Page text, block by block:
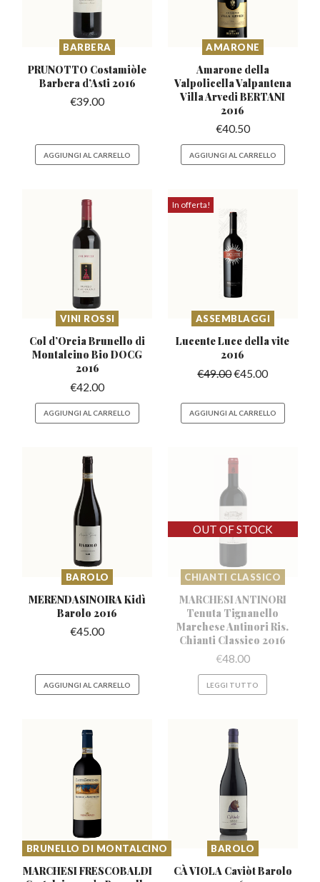
BARBERA
PRUNOTTO Costamiòle
Barbera d’Asti 2016
€39.00
AGGIUNGI AL CARRELLO
AMARONE
Amarone della
Valpolicella Valpantena
Villa Arvedi BERTANI
2016
€40.50
AGGIUNGI AL CARRELLO
VINI ROSSI
Col d’Orcia Brunello di
Montalcino Bio DOCG
2016
€42.00
AGGIUNGI AL CARRELLO
In offerta!
ASSEMBLAGGI
Lucente Luce dellavite
2016
€49.00€45.00
AGGIUNGI AL CARRELLO
BAROLO
MERENDASINOIRA Kidì
Barolo 2016
€45.00
AGGIUNGI AL CARRELLO
CHIANTI CLASSICO
MARCHESI ANTINORI
Tenuta Tignanello
MarcheseAntinori Ris.
Chianti Classico 2016
€48.00
LEGGI TUTTO
BRUNELLO DI MONTALCINO
MARCHESI FRESCOBALDI
BAROLO
CÀ VIOLA CaviòtBarolo